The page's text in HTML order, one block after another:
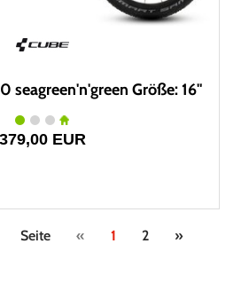
seagreen'n'green Größe: 16"
379,00 EUR
Seite « 1 2
»